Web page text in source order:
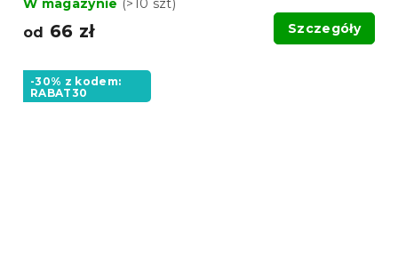
od 66 zł Szczegóły
-30% z kodem:
RABAT30